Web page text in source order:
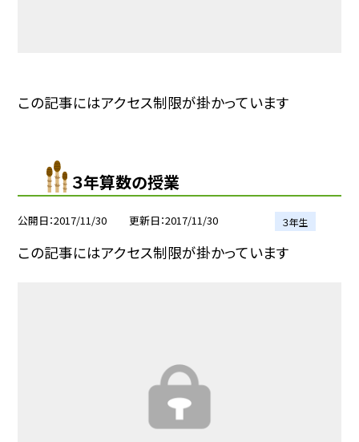
この記事にはアクセス制限が掛かっています
３年算数の授業
公開日 2017/11/30 更新日 2017/11/30 ３年生
この記事にはアクセス制限が掛かっています